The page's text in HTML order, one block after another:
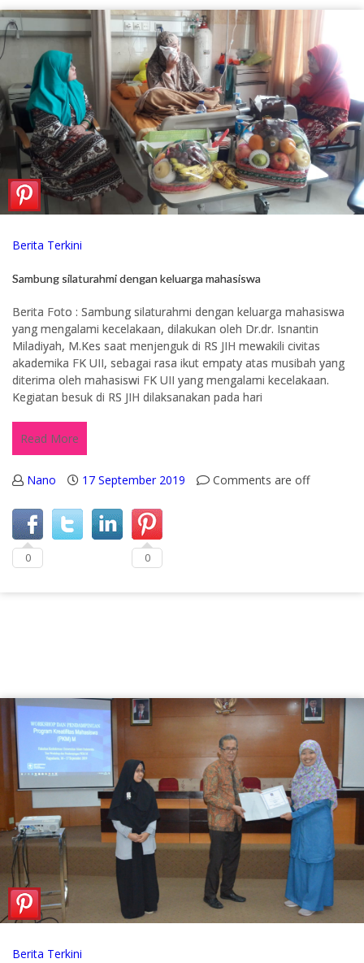
Berita Terkini
Sambung silaturahmi dengan keluarga mahasiswa
Berita Foto : Sambung silaturahmi dengan keluarga mahasiswa
yang mengalami kecelakaan, dilakukan oleh Dr.dr. Isnantin
Miladiyah, M.Kes saat menjenguk di RS JIH mewakili civitas
akademika FK UII, sebagai rasa ikut empaty atas musibah yang
diterima oleh mahasiswi FK UII yang mengalami kecelakaan.
Kegiatan besuk di RS JIH dilaksanakan pada hari
Read More
Nano 17 September 2019 Comments are off
0 0
Berita Terkini